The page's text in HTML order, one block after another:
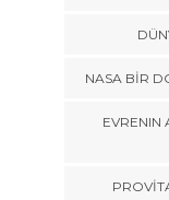
NASA BİR
EVRENIN